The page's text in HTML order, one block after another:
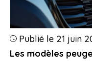
Les modèles
Publié le 21 juin